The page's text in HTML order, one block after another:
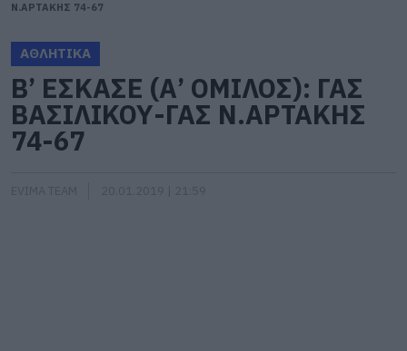
Ν.ΑΡΤΑΚΗΣ 74-67
ΑΘΛΗΤΙΚΑ
Β’ ΕΣΚΑΣΕ (Α’ ΟΜΙΛΟΣ): ΓΑΣ
ΒΑΣΙΛΙΚΟΥ-ΓΑΣ Ν.ΑΡΤΑΚΗΣ
74-67